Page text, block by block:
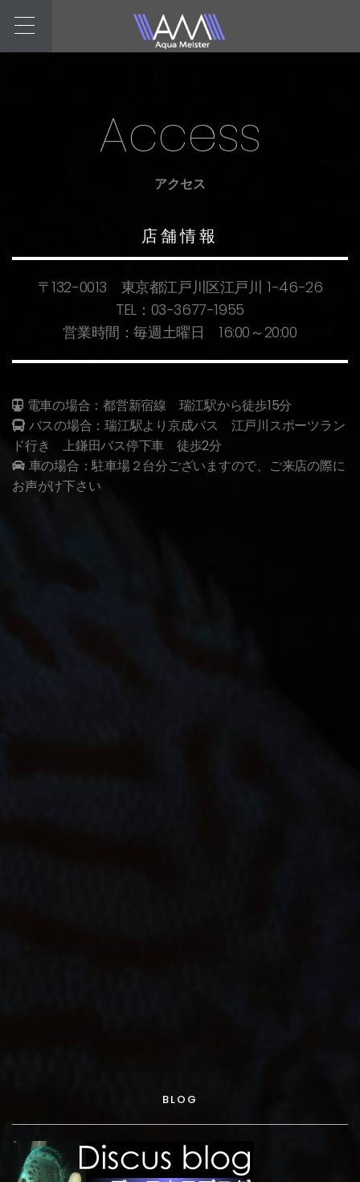
Access
アクセス
店舗情報
〒132-0013 東京都江戸川区江戸川 1-46-26
TEL：03-3677-1955
営業時間：毎週土曜日 16:00～20:00
電車の場合：都営新宿線 瑞江駅から徒歩15分
バスの場合：瑞江駅より京成バス 江戸川スポーツラン
ド行き 上鎌田バス停下車 徒歩2分
車の場合：駐車場２台分ございますので、ご来店の際に
お声がけ下さい
BLOG